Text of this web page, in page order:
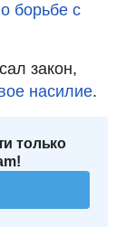
борьбе с
закон,
насилие.
только